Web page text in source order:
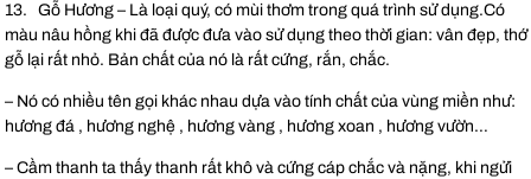
13. Gỗ Hương – Là loại quý, có mùi thơm trong quá trình sử dụng.Có
màu nâu hồng khi đã được đưa vào sử dụng theo thời gian: vân đẹp, thớ
gỗ lại rất nhỏ. Bản chất của nó là rất cứng, rắn, chắc.
– Nó có nhiều tên gọi khác nhau dựa vào tính chất của vùng miền như:
hương đá , hương nghệ , hương vàng , hương xoan , hương vườn…
– Cầm thanh ta thấy thanh rất khô và cứng cáp chắc và nặng, khi ngửi